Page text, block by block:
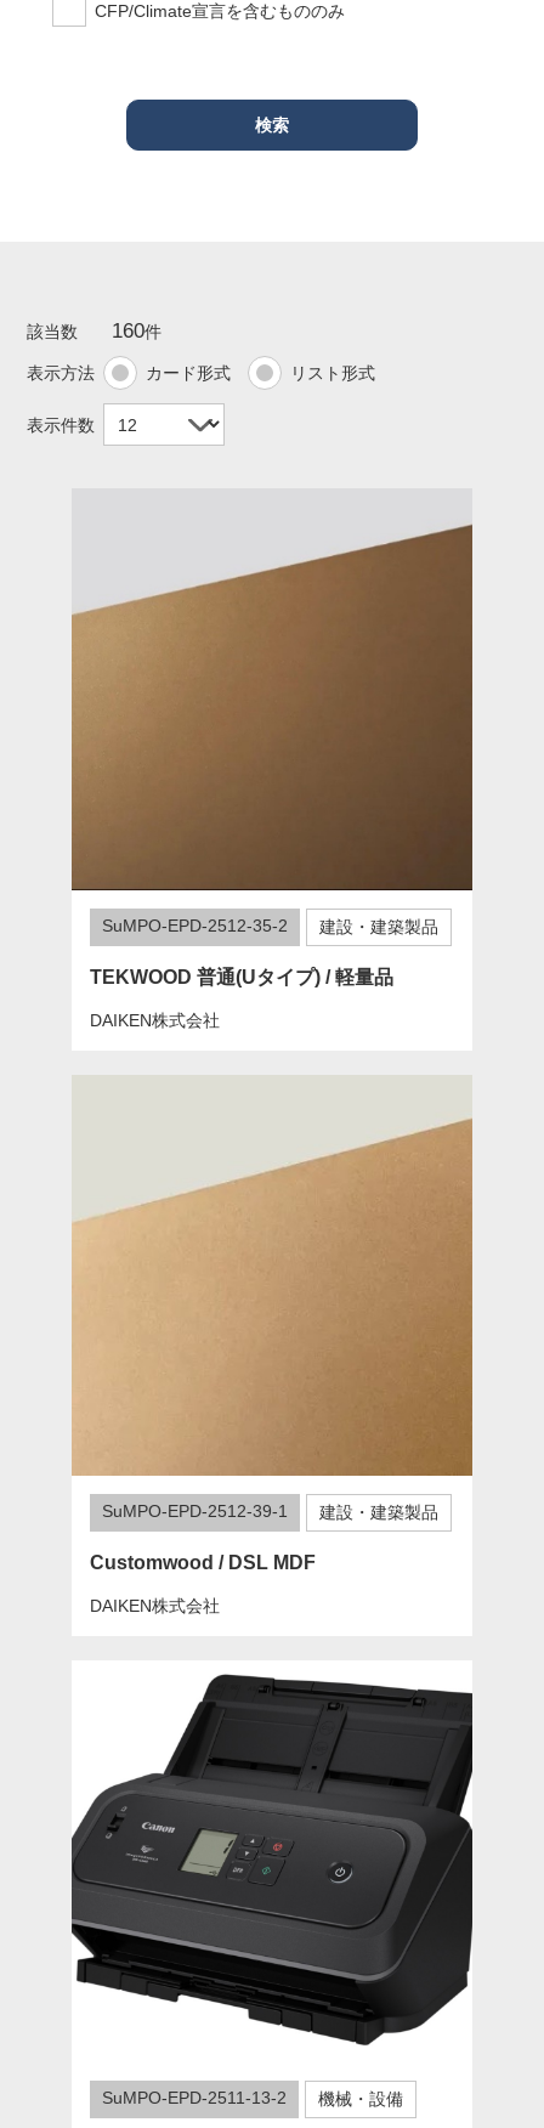
CFP/Climate宣言を含むもののみ
該当数 160件
表示方法 カード形式 リスト形式
表示件数
SuMPO-EPD-2512-35-2 建設・建築製品
TEKWOOD 普通(Uタイプ) / 軽量品
DAIKEN株式会社
SuMPO-EPD-2512-39-1 建設・建築製品
Customwood / DSL MDF
DAIKEN株式会社
SuMPO-EPD-2511-13-2 機械・設備